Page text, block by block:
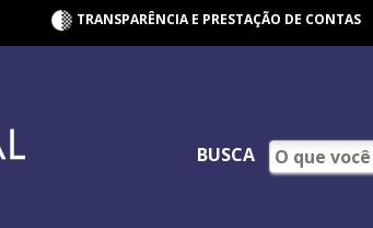
TRANSPARÊNCIA E PRESTAÇÃO DE CONTAS
BUSCA